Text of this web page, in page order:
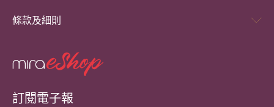
條款及細則
訂閱電子報